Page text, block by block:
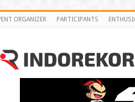
ORGANIZER PARTICIPANTS